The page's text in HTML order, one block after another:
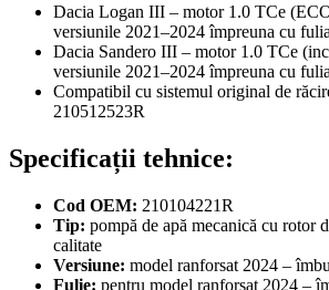
Dacia Logan III – motor 1.0 TCe
versiunile 2021–2024 împreuna cu
Dacia Sandero III – motor 1.0 TCe
versiunile 2021–2024 împreuna cu
Compatibil cu sistemul original de
210512523R
Specificații tehnice:
Cod OEM: 210104221R
Tip: pompă de apă mecanică cu rotor
calitate
Versiune: model ranforsat 2024 –
Fulie: pentru model ranforsat 2024 –